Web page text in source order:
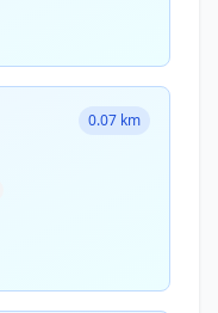
0.07 km